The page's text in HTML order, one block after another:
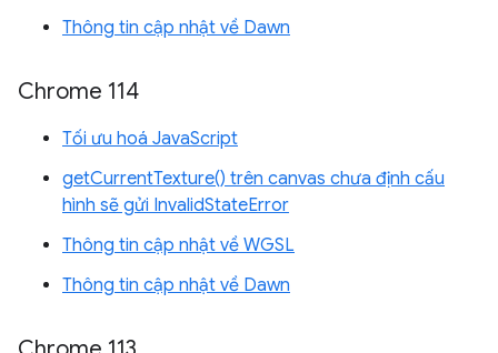
Thông tin cập nhật về Dawn
Chrome 114
Tối ưu hoá JavaScript
getCurrentTexture() trên canvas chưa định cấu
hình sẽ gửi InvalidStateError
Thông tin cập nhật về WGSL
Thông tin cập nhật về Dawn